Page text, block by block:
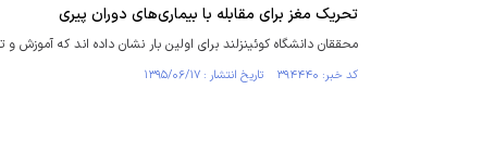
تحریک مغز برای مقابله با بیماری‌های دوران پیری
محققان دانشگاه کوئینزلند برای اولین بار نشان داده اند که
کد خبر: ۳۹۴۴۴۰ تاریخ انتشار : ۱۳۹۵/۰۶/۱۷